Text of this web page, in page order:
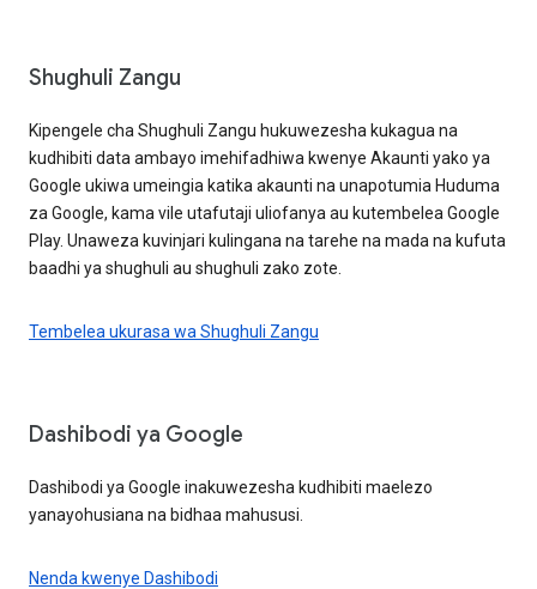
Shughuli Zangu
Kipengele cha Shughuli Zangu hukuwezesha kukagua na
kudhibiti data ambayo imehifadhiwa kwenye Akaunti yako ya
Google ukiwa umeingia katika akaunti na unapotumia Huduma
za Google, kama vile utafutaji uliofanya au kutembelea Google
Play. Unaweza kuvinjari kulingana na tarehe na mada na kufuta
baadhi ya shughuli au shughuli zako zote.
Tembelea ukurasa wa Shughuli Zangu
Dashibodi ya Google
Dashibodi ya Google inakuwezesha kudhibiti maelezo
yanayohusiana na bidhaa mahususi.
Nenda kwenye Dashibodi